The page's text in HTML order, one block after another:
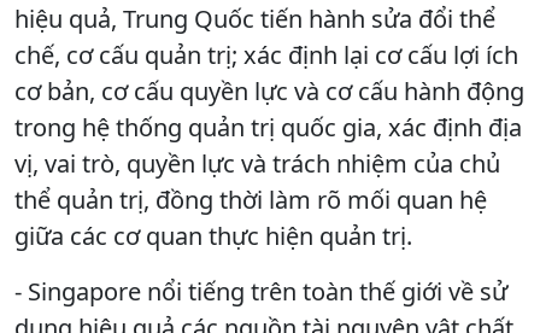
hiệu quả, Trung Quốc tiến hành sửa đổi thể
chế, cơ cấu quản trị; xác định lại cơ cấu lợi ích
cơ bản, cơ cấu quyền lực và cơ cấu hành động
trong hệ thống quản trị quốc gia, xác định địa
vị, vai trò, quyền lực và trách nhiệm của chủ
thể quản trị, đồng thời làm rõ mối quan hệ
giữa các cơ quan thực hiện quản trị.
- Singapore nổi tiếng trên toàn thế giới về sử